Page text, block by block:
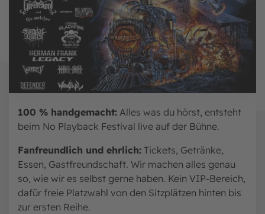
100 % handgemacht: Alles was du hörst, entsteht
beim No Playback Festival live auf der Bühne.
Fanfreundlich und ehrlich: Tickets, Getränke,
Essen, Gastfreundschaft. Wir machen alles genau
so, wie wir es selbst gerne haben. Kein VIP-Bereich,
dafür freie Platzwahl von den Sitzplätzen hinten bis
zur ersten Reihe.